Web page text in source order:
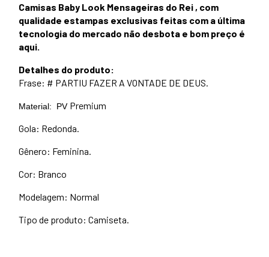
Camisas Baby Look Mensageiras do Rei , com
qualidade estampas exclusivas feitas com a última
tecnologia do mercado não desbota e bom preço é
aqui.
Detalhes do produto:
Frase: # PARTIU FAZER A VONTADE DE DEUS.
Material: PV Premium
Gola: Redonda.
Gênero: Feminina.
Cor: Branco
Modelagem: Normal
Tipo de produto: Camiseta.